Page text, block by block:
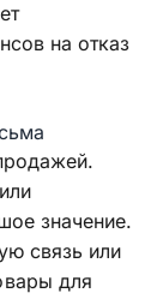
на отказ
значение.
связь или
для